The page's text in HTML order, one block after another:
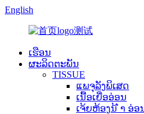
English
ເຮືອນ
ຜະລິດຕະພັນ
TISSUE
ແພຈຸລັງພິເສດ
ເນື້ອເຍື່ອອ່ອນ
ເຈ້ຍຫ້ອງນ້ ຳ ອ່ອ